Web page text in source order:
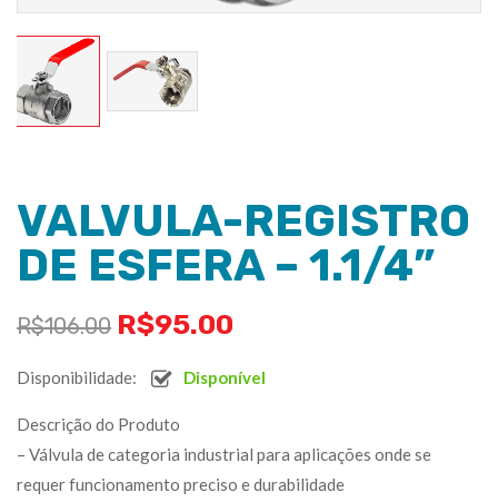
VALVULA-REGISTRO
DE ESFERA – 1.1/4”
R$106.00 R$95.00
Disponibilidade: Disponível
Descrição do Produto
– Válvula de categoria industrial para aplicações onde se
requer funcionamento preciso e durabilidade